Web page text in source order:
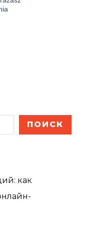
ПОИСК
как